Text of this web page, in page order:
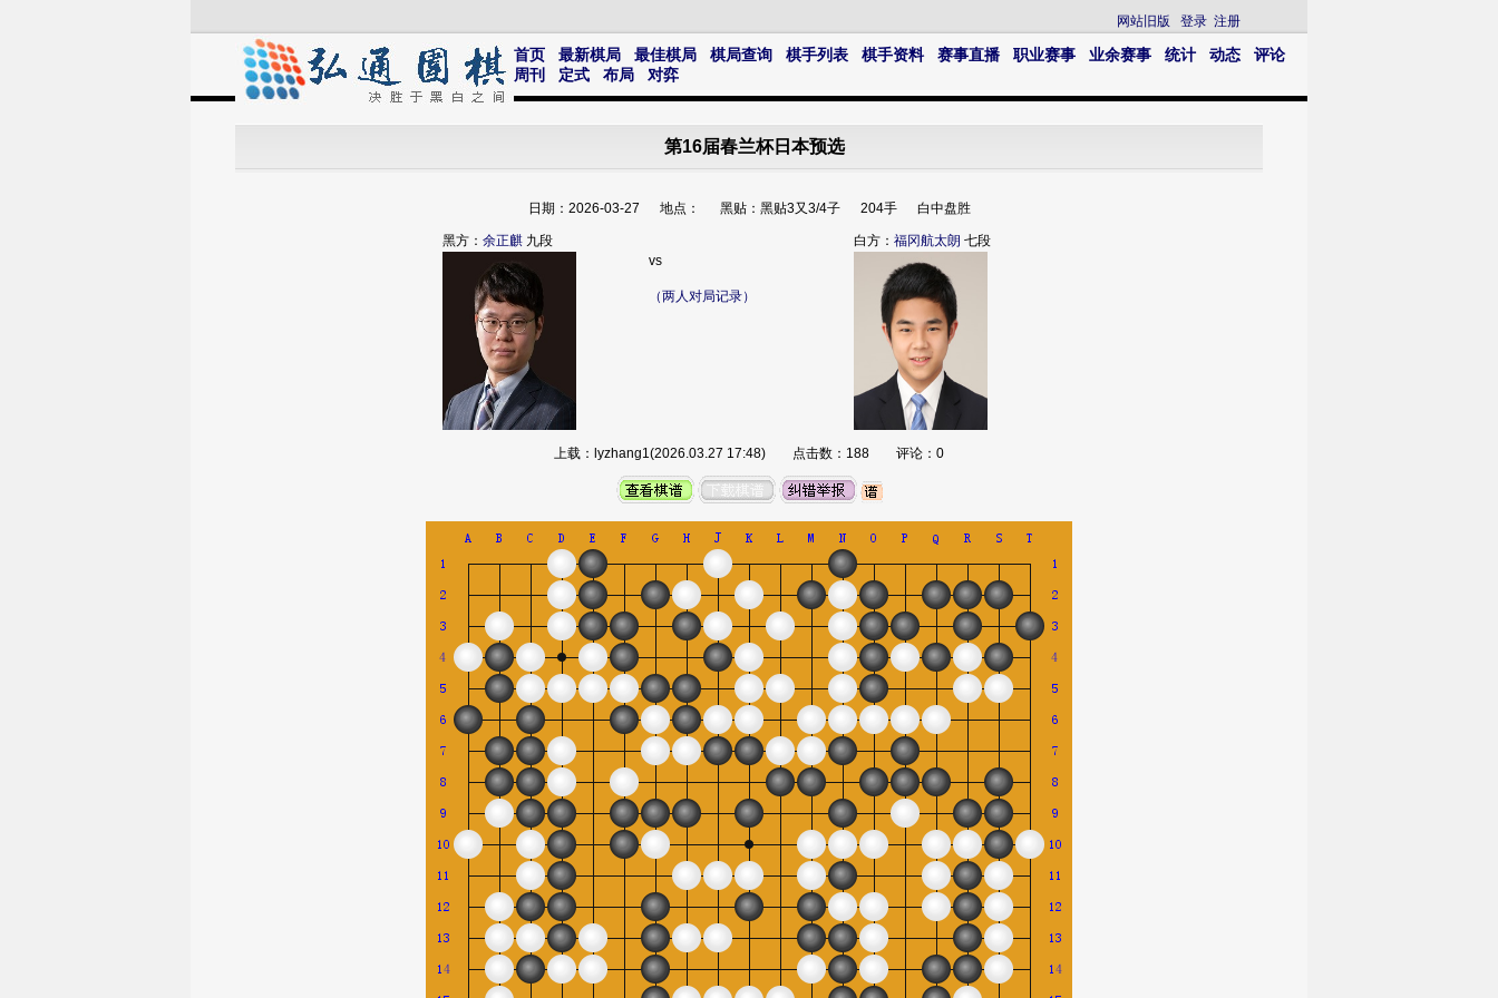
网站旧版 登录 注册
首页 最新棋局 最佳棋局 棋局查询 棋手列表 棋手资料 赛事直播 职业赛事 业余赛事 统计 动态
评论
周刊
定式 布局 对弈
第16届春兰杯日本预选
日期：2026-03-27 地点： 黑贴：黑贴3又3/4子 204手 白中盘胜
黑方： 余正麒 九段 白方： 福冈航太朗 七段
vs
（两人对局记录）
上载：lyzhang1(2026.03.27 17:48) 点击数：188 评论：0